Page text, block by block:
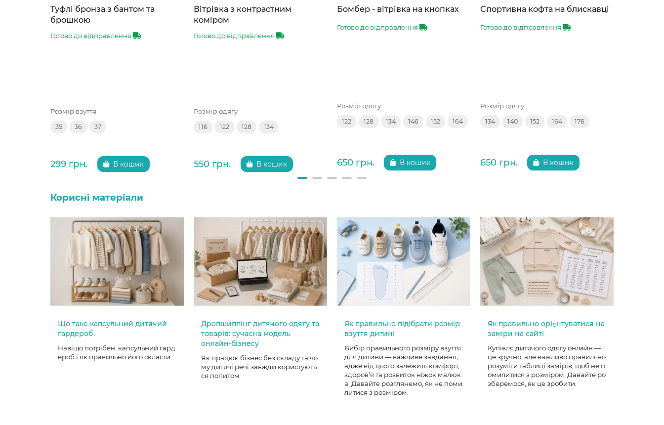
Туфлі бронза з бантом та
брошкою
Готово до відправлення
Розмір взуття
35 36 37
299 грн. В кошик
Вітрівка з контрастним
коміром
Готово до відправлення
Розмір одягу
116 122 128 134
550 грн. В кошик
Бомбер - вітрівка на кнопках
Готово до відправлення
Розмір одягу
122 128 134 146 152 164
650 грн. В кошик
Спортивна кофта на блискавці
Готово до відправлення
Розмір одягу
134 140 152 164 176
650 грн. В кошик
Корисні матеріали
Що таке капсульний дитячий
гардероб
Навіщо потрібен капсульний гард
ероб і як правильно його скласти
Дропшиппінг дитячого одягу та
товарів: сучасна модель
онлайн-бізнесу
Як працює бізнес без складу та чо
му дитячі речі завжди користують
ся попитом
Як правильно підібрати розмір
взуття дитині
Вибір правильного розміру взуття
для дитини — важливе завдання,
адже від цього залежить комфорт,
здоров’я та розвиток ніжок малюк
а. Давайте розглянемо, як не поми
литися з розміром.
Як правильно орієнтуватися на
заміри на сайті
Купівля дитячого одягу онлайн —
це зручно, але важливо правильно
розуміти таблиці замірів, щоб не п
омилитися з розміром. Давайте ро
зберемося, як це зробити.